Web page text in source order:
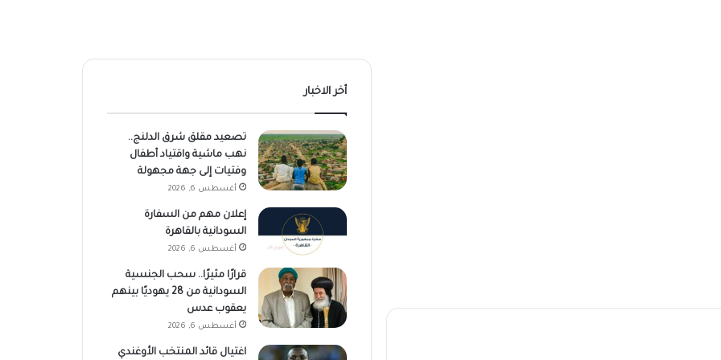
أخر الاخبار
تصعيد مقلق شرق الدلنج..
نهب ماشية واقتياد أطفال
وفتيات إلى جهة مجهولة
أغسطس 6, 2026
إعلان مهم من السفارة
السودانية بالقاهرة
أغسطس 6, 2026
قرارًا مثيرًا.. سحب الجنسية
السودانية من 28 يهوديًا بينهم
يعقوب عدس
أغسطس 6, 2026
اغتيال قائد المنتخب الأوغندي